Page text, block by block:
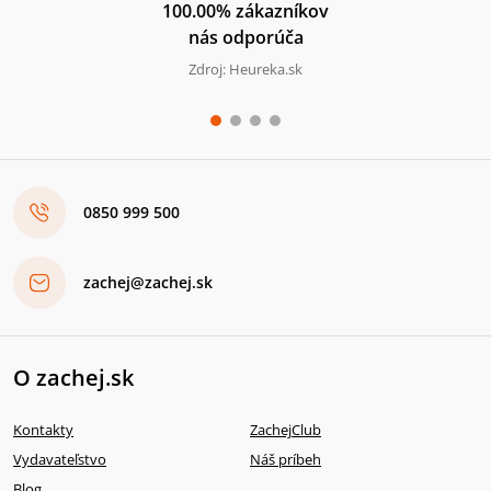
100.00% zákazníkov
nás odporúča
Zdroj: Heureka.sk
0850 999 500
zachej@zachej.sk
O zachej.sk
Kontakty
ZachejClub
Vydavateľstvo
Náš príbeh